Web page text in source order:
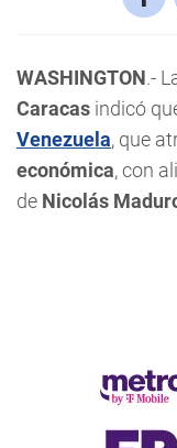
WASHINGTON.-
Caracas indicó
Venezuela, que
económica, con
de Nicolás